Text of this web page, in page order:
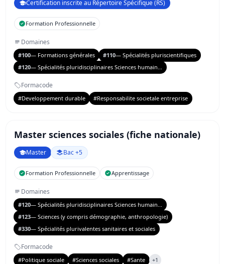
Certification inscrite au Répertoire Spécifique (RS)
Formation Professionnelle
Domaines
#100— Formations générales #110— Spécialités pluriscientifiques
#120— Spécialités pluridisciplinaires Sciences humain...
Formacode
#Developpement durable #Responsabilite societale entreprise
Master sciences sociales (fiche nationale)
Master Bac +5
Formation Professionnelle Apprentissage
Domaines
#120— Spécialités pluridisciplinaires Sciences humain...
#123— Sciences (y compris démographie, anthropologie)
#330— Spécialités plurivalentes sanitaires et sociales
Formacode
#Politique sociale #Sciences sociales #Sante +1